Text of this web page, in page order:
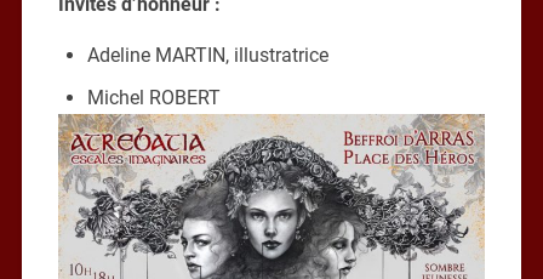
Adeline MARTIN, illustratrice
Michel ROBERT